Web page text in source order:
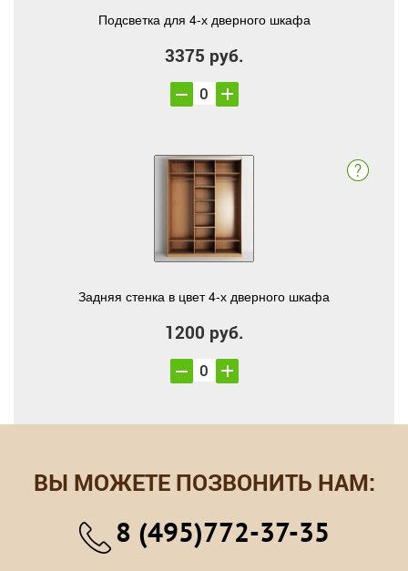
Подсветка для 4-х дверного шкафа
3375 руб.
Задняя стенка в цвет 4-х дверного шкафа
1200 руб.
ВЫ МОЖЕТЕ ПОЗВОНИТЬ НАМ:
8 (495)772-37-35